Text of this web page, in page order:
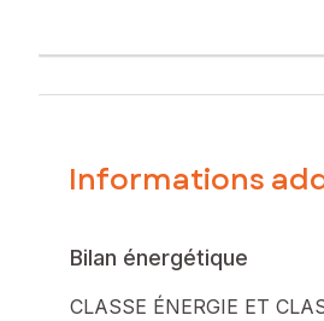
Informations
Bilan énergétique
CLASSE ÉNERGIE ET